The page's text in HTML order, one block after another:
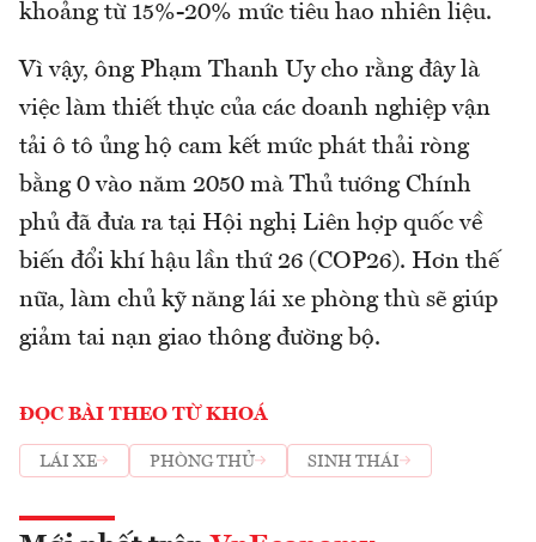
khoảng từ 15%-20% mức tiêu hao nhiên liệu.
Vì vậy, ông Phạm Thanh Uy cho rằng đây là
việc làm thiết thực của các doanh nghiệp vận
tải ô tô ủng hộ cam kết mức phát thải ròng
bằng 0 vào năm 2050 mà Thủ tướng Chính
phủ đã đưa ra tại Hội nghị Liên hợp quốc về
biến đổi khí hậu lần thứ 26 (COP26). Hơn thế
nữa, làm chủ kỹ năng lái xe phòng thù sẽ giúp
giảm tai nạn giao thông đường bộ.
ĐỌC BÀI THEO TỪ KHOÁ
LÁI XE PHÒNG THỦ SINH THÁI